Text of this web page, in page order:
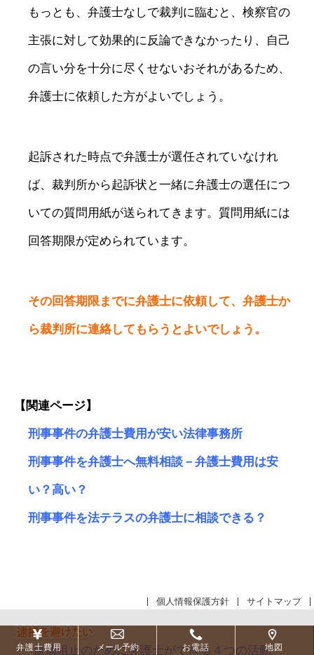
もっとも、弁護士なしで裁判に臨むと、検察官の
主張に対して効果的に反論できなかったり、自己
の言い分を十分に尽くせないおそれがあるため、
弁護士に依頼した方がよいでしょう。
起訴された時点で弁護士が選任されていなけれ
ば、裁判所から起訴状と一緒に弁護士の選任につ
いての質問用紙が送られてきます。質問用紙には
回答期限が定められています。
その回答期限までに弁護士に依頼して、弁護士か
ら裁判所に連絡してもらうとよいでしょう。
【関連ページ】
刑事事件の弁護士費用が安い法律事務所
刑事事件を弁護士へ無料相談－弁護士費用は安
い？高い？
刑事事件を法テラスの弁護士に相談できる？
個人情報保護方針 サイトマップ
逮捕阻止のために弁護士ができる４つの活動
弁護士費用 メール予約 お電話 地図